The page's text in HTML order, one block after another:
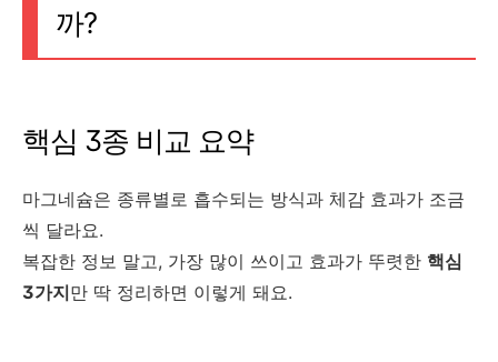
까?
핵심 3종 비교 요약
마그네슘은 종류별로 흡수되는 방식과 체감 효과가 조금
씩 달라요.
복잡한 정보 말고, 가장 많이 쓰이고 효과가 뚜렷한 핵심
3가지만 딱 정리하면 이렇게 돼요.